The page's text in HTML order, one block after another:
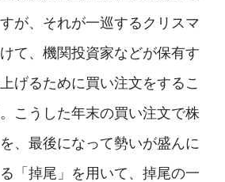
が、それが一巡するクリスマ
て、機関投資家などが保有す
げるために買い注文をするこ
こうした年末の買い注文で株
、最後になって勢いが盛んに
「掉尾」を用いて、掉尾の一